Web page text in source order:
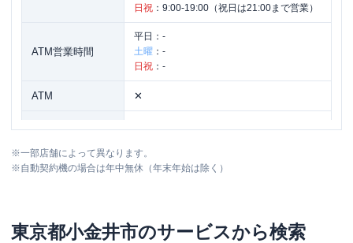
日祝 ： 9:00-19:00（祝日は21:00まで営業）
ATM営業時間
平日： -
土曜 ： -
日祝 ： -
ATM ✕
住所 東京都小金井市前原町4丁目11-40
※一部店舗によって異なります。
※自動契約機の場合は年中無休（年末年始は除く）
東京都小金井市のサービスから検索